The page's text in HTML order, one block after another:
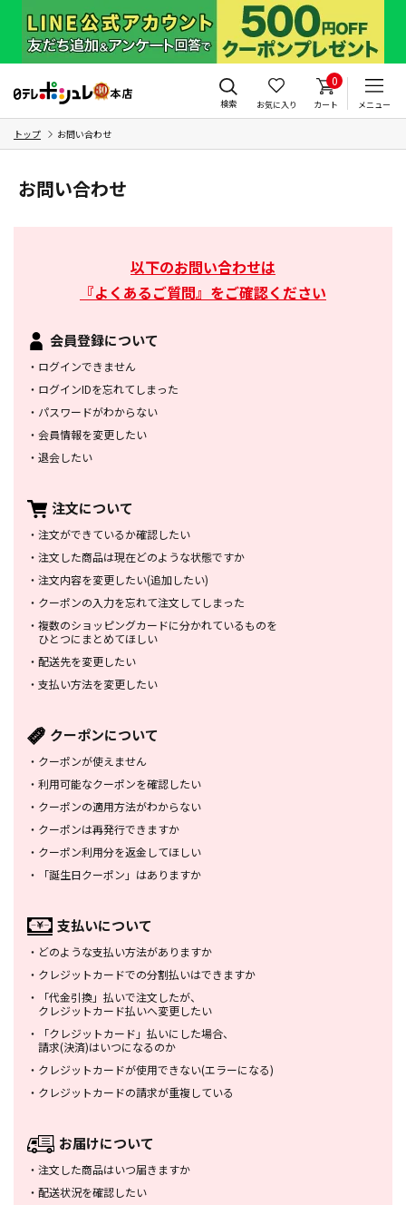
検索 お気に入り
0
カート メニュー
トップ お問い合わせ
お問い合わせ
以下のお問い合わせは
『よくあるご質問』をご確認ください
会員登録について
・ ログインできません
・ ログインIDを忘れてしまった
・ パスワードがわからない
・ 会員情報を変更したい
・ 退会したい
注文について
・ 注文ができているか確認したい
・ 注文した商品は現在どのような状態ですか
・ 注文内容を変更したい(追加したい)
・ クーポンの入力を忘れて注文してしまった
・ 複数のショッピングカードに分かれているものを
ひとつにまとめてほしい
・ 配送先を変更したい
・ 支払い方法を変更したい
クーポンについて
・ クーポンが使えません
・ 利用可能なクーポンを確認したい
・ クーポンの適用方法がわからない
・ クーポンは再発行できますか
・ クーポン利用分を返金してほしい
・
「誕生日クーポン」はありますか
支払いについて
・ どのような支払い方法がありますか
・ クレジットカードでの分割払いはできますか
・
「代金引換」払いで注文したが、
クレジットカード払いへ変更したい
・
「クレジットカード」払いにした場合、
請求(決済)はいつになるのか
・ クレジットカードが使用できない(エラーになる)
・ クレジットカードの請求が重複している
お届けについて
・ 注文した商品はいつ届きますか
・ 配送状況を確認したい